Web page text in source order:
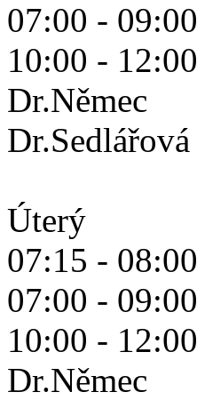
07:00 - 09:00
10:00 - 12:00
Dr.Němec
Dr.Sedlářová
Úterý
07:15 - 08:00
07:00 - 09:00
10:00 - 12:00
Dr.Němec